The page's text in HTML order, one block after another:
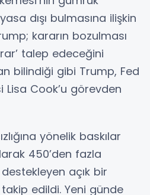
dışı bulmasına ilişkin
kararın bozulması
talep edeceğini
bilindiği gibi Trump, Fed
Lisa Cook’u görevden
yönelik baskılar
450’den fazla
açık bir
edildi. Yeni günde